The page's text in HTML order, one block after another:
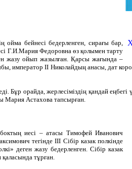
ойма бейнесі бедерленген, сирағы бар,
Г.И.Мария Федоровна өз қолымен тарту
жазу ойып жазылған. Қарсы жағында –
император ІІ Николайдың анасы, дат
орайда, жерлесіміздің қандай еңбегі
Мария Астахова тапсырған.
иесі – атасы Тимофей Иванович
тегінде ІІІ Сібір казак полкінде
деген жазу бедерленген. Сібір казак
қаласында тұрған.